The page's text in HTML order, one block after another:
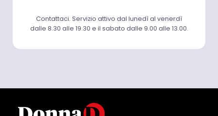
Contattaci. Servizio attivo dal lunedì al venerdì
dalle 8.30 alle 19.30 e il sabato dalle 9.00 alle 13.00.